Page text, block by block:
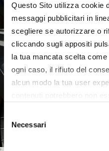
Questo Sito utilizza cookie
messaggi pubblicitari in
scegliere se autorizzare o
cliccando sugli appositi
la tua mancata scelta
ogni caso, il rifiuto del
alcun modo la tua user
all’utilizzo di tutti, o
Selezione
del
consenso
Necessari